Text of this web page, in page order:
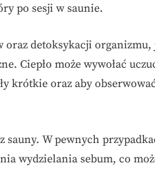
po sesji w saunie.
oraz detoksykacji organizmu,
Ciepło może wywołać
krótkie oraz aby
W pewnych
wydzielania sebum, co